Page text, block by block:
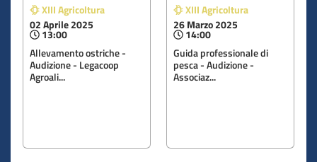
XIII Agricoltura
02 Aprile 2025
13:00
Allevamento ostriche -
Audizione - Legacoop
Agroali...
XIII Agricoltura
26 Marzo 2025
14:00
Guida professionale di
pesca - Audizione -
Associaz...